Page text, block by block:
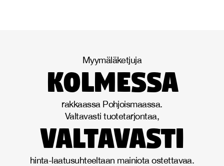
Myymäläketjuja
kolmessa
rakkaassa Pohjoismaassa.
Valtavasti tuotetarjontaa,
valtavasti
hinta-laatusuhteeltaan mainiota ostettavaa.